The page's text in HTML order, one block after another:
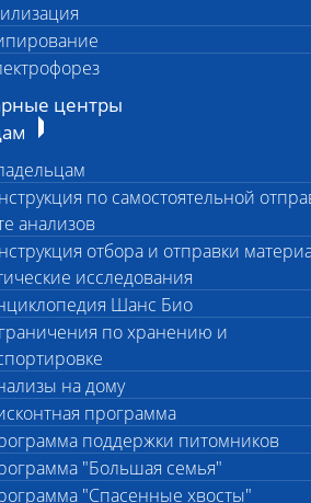
центры
по самостоятельной
анализов
отбора и отправки
исследования
Шанс Био
по хранению и
на дому
программа
поддержки питомников
"Большая семья"
"Спасенные хвосты"
(не обязательно)
чипа ( не обязательно,
сдающего)
МЫ НЕ НЕСЕМ
ЧТО ПРИСЛАННЫЙ
ЖИВОТНОМУ
эпителия:
процедуры взятия
следует не кормить,
от других животных.
как минимум за два часа до
надо исключить кормление
промыть
(для удобства можно